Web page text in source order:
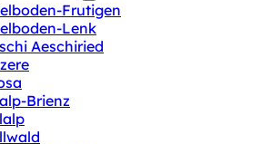
Frutigen
Lenk
Aeschiried
Brienz